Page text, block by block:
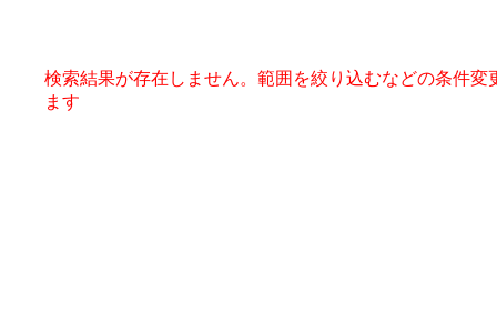
検索結果が存在しません。範囲を絞り込むなどの条件変
ます